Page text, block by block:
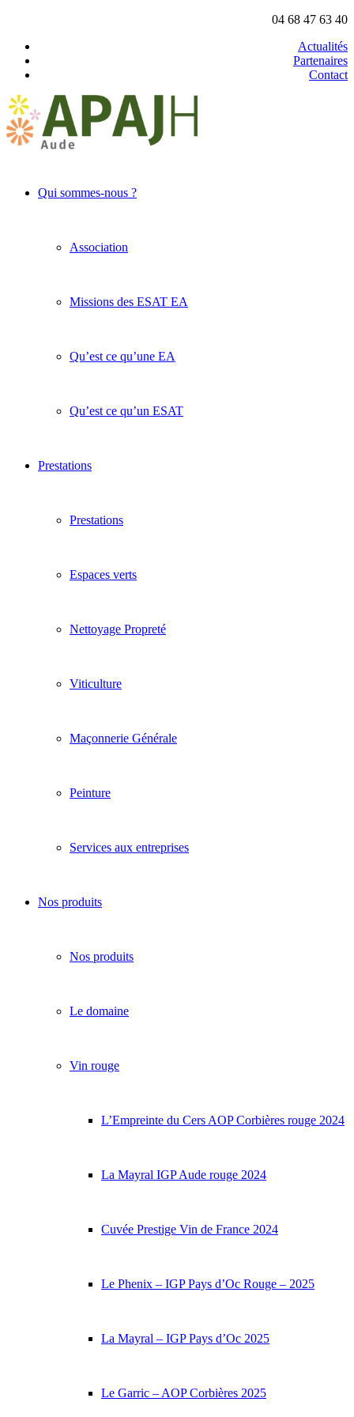
04 68 47 63 40
Actualités
Partenaires
Contact
Qui sommes-nous ?
Association
Missions des ESAT EA
Qu’est ce qu’une EA
Qu’est ce qu’un ESAT
Prestations
Prestations
Espaces verts
Nettoyage Propreté
Viticulture
Maçonnerie Générale
Peinture
Services aux entreprises
Nos produits
Nos produits
Le domaine
Vin rouge
L’Empreinte du Cers AOP Corbières rouge 2024
La Mayral IGP Aude rouge 2024
Cuvée Prestige Vin de France 2024
Le Phenix – IGP Pays d’Oc Rouge – 2025
La Mayral – IGP Pays d’Oc 2025
Le Garric – AOP Corbières 2025